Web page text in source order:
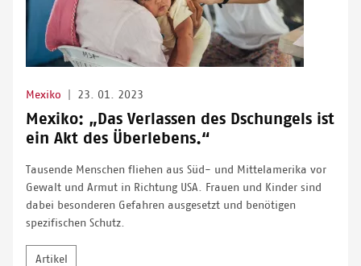
Mexiko 23. 01. 2023
Mexiko: „Das Verlassen des Dschungels ist
ein Akt des Überlebens.“
Tausende Menschen fliehen aus Süd- und Mittelamerika vor
Gewalt und Armut in Richtung USA. Frauen und Kinder sind
dabei besonderen Gefahren ausgesetzt und benötigen
spezifischen Schutz.
Artikel